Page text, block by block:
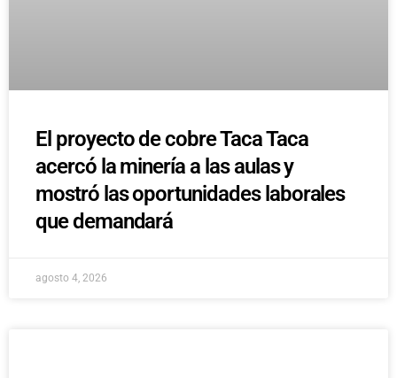
El proyecto de cobre Taca Taca
acercó la minería a las aulas y
mostró las oportunidades laborales
que demandará
agosto 4, 2026